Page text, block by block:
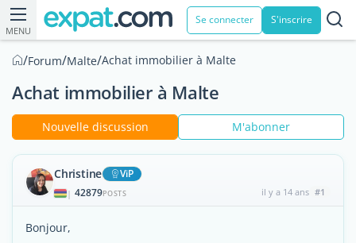
MENU
Se connecter S'inscrire
/Forum/Malte/Achat immobilier à Malte
Achat immobilier à Malte
Nouvelle discussion M'abonner
Christine ViP
| 42879POSTS il y a 14 ans #1
Bonjour,